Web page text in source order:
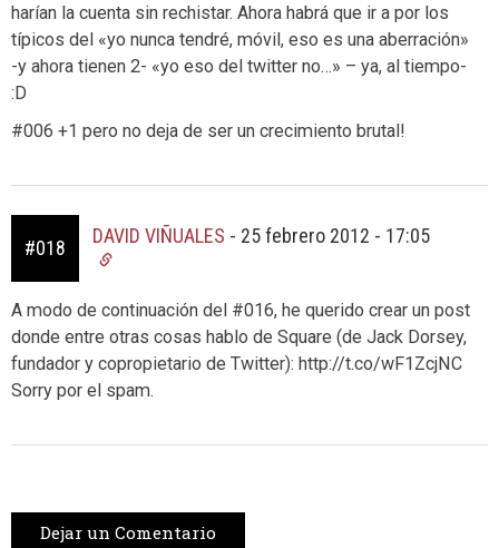
harían la cuenta sin rechistar. Ahora habrá que ir a por los
típicos del «yo nunca tendré, móvil, eso es una aberración»
-y ahora tienen 2- «yo eso del twitter no…» – ya, al tiempo-
:D
#006 +1 pero no deja de ser un crecimiento brutal!
#018
DAVID VIÑUALES - 25 febrero 2012 - 17:05
A modo de continuación del #016, he querido crear un post
donde entre otras cosas hablo de Square (de Jack Dorsey,
fundador y copropietario de Twitter): http://t.co/wF1ZcjNC
Sorry por el spam.
Dejar un Comentario